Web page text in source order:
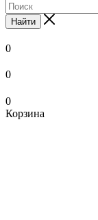
Найти
0
0
0
Корзина